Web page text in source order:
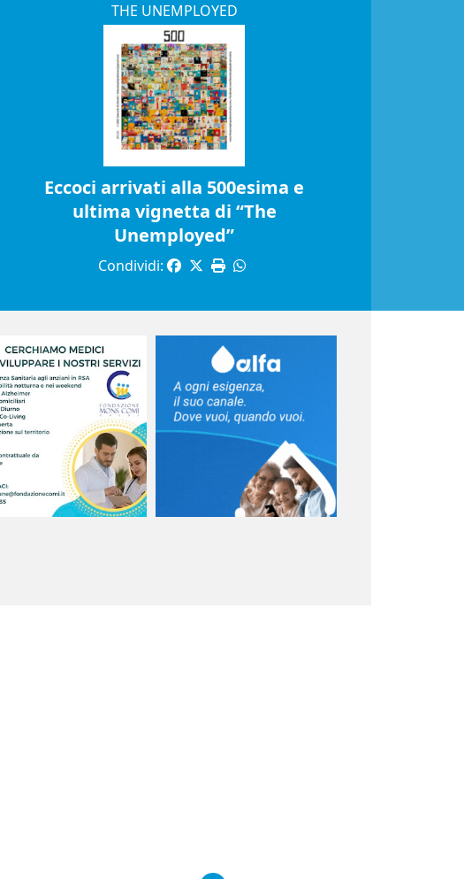
THE UNEMPLOYED
Eccoci arrivati alla 500esima e
ultima vignetta di “The
Unemployed”
Condividi: